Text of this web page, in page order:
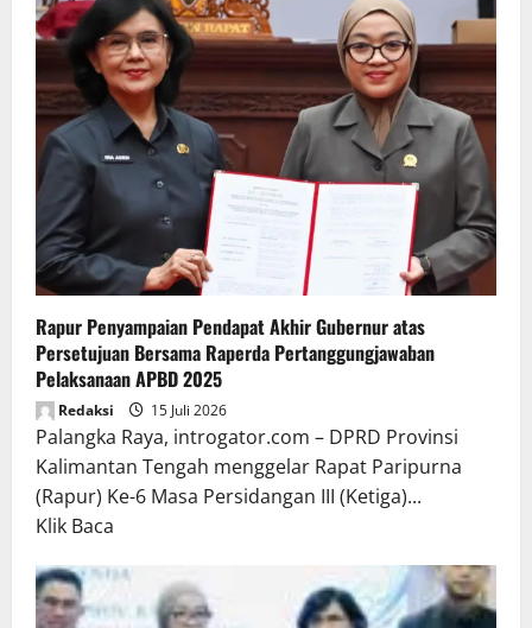
Rapur Penyampaian Pendapat Akhir Gubernur atas
Persetujuan Bersama Raperda Pertanggungjawaban
Pelaksanaan APBD 2025
Redaksi 15 Juli 2026
Palangka Raya, introgator.com – DPRD Provinsi
Kalimantan Tengah menggelar Rapat Paripurna
(Rapur) Ke-6 Masa Persidangan III (Ketiga)...
Klik Baca
about
Rapur